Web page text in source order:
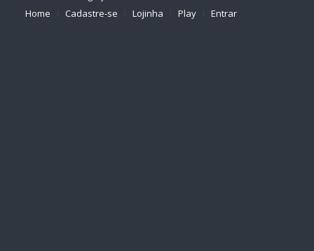
Home
Cadastre-se Lojinha Play Entrar